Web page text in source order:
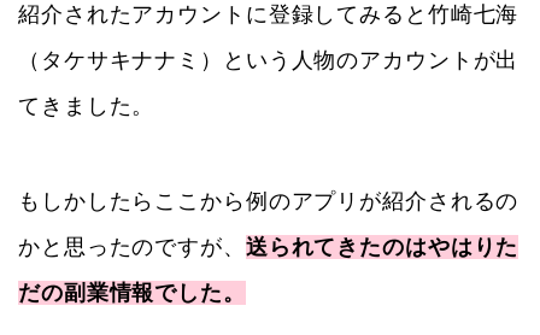
紹介されたアカウントに登録してみると竹崎七海
（タケサキナナミ）という人物のアカウントが出
てきました。
もしかしたらここから例のアプリが紹介されるの
かと思ったのですが、 送られてきたのはやはりた
だの副業情報でした。